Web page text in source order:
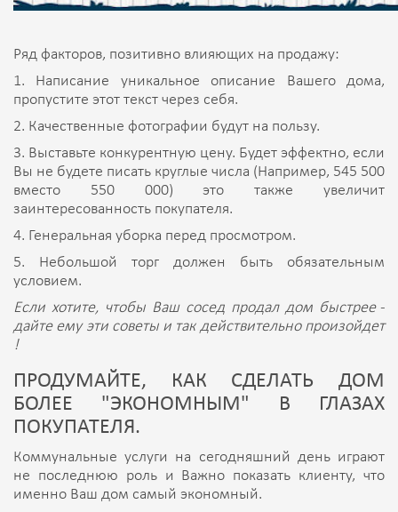
Ряд факторов, позитивно влияющих на продажу:
1. Написание уникальное описание Вашего дома,
пропустите этот текст через себя.
2. Качественные фотографии будут на пользу.
3. Выставьте конкурентную цену. Будет эффектно, если
Вы не будете писать круглые числа (Например, 545 500
вместо 550 000) это также увеличит
заинтересованность покупателя.
4. Генеральная уборка перед просмотром.
5. Небольшой торг должен быть обязательным
условием.
Если хотите, чтобы Ваш сосед продал дом быстрее -
дайте ему эти советы и так действительно произойдет
!
ПРОДУМАЙТЕ, КАК СДЕЛАТЬ ДОМ
БОЛЕЕ "ЭКОНОМНЫМ" В ГЛАЗАХ
ПОКУПАТЕЛЯ.
Коммунальные услуги на сегодняшний день играют
не последнюю роль и Важно показать клиенту, что
именно Ваш дом самый экономный.